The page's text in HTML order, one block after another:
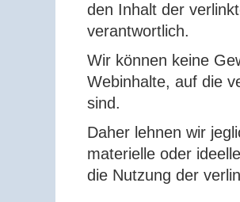
den Inhalt der
verantwortlich.
Wir können keine
Webinhalte, auf die
sind.
Daher lehnen wir
materielle oder
die Nutzung der